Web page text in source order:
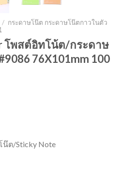
/ กระดาษโน๊ต กระดาษโน๊ตกาวในตัว
โพสต์อิทโน้ต/กระดาษ
76X101mm 100
ต/Sticky Note